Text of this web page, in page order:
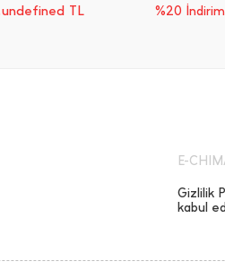
TL
%20 İndirim
E-
Gizlilik
kabul